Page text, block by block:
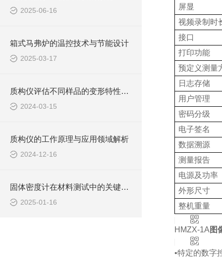
2025-06-16
箱式马弗炉的温控技术与节能设计
2025-03-17
质构仪评估不同样品的变形特性与弹性表现
2024-03-15
质构仪的工作原理与应用领域解析
2024-12-16
固体密度计在材料测试中的关键作用说明
2025-01-16
屏显
视频录制时
接口
打印功能
预定义测量
日志存储
用户管理
密码分级
电子签名
数据溯源
测量报告
电源及功率
外形尺寸
整机重量
HMZX-1A 图
•特定的数字